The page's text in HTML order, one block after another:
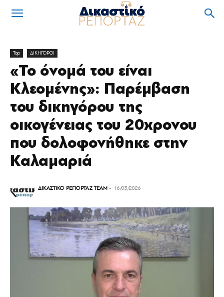
Top ΔΙΚΗΓΟΡΟΙ
«Το όνομά του είναι
Κλεομένης»: Παρέμβαση
του δικηγόρου της
οικογένειας του 20χρονου
που δολοφονήθηκε στην
Καλαμαριά
ΔΙΚΑΣΤΙΚΟ ΡΕΠΟΡΤΑΖ TEAM - 16/03/2026